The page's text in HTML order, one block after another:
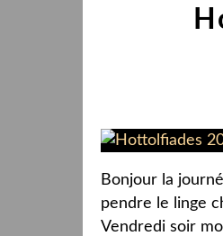
Bonjour la
pendre le linge
Vendredi soir